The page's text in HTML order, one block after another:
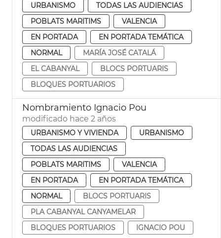
URBANISMO
TODAS LAS AUDIENCIAS
POBLATS MARITIMS
VALENCIA
EN PORTADA
EN PORTADA TEMÁTICA
NORMAL
MARÍA JOSÉ CATALÁ
EL CABANYAL
BLOCS PORTUARIS
BLOQUES PORTUARIOS
Nombramiento Ignacio Pou
modificado hace 2 años
URBANISMO Y VIVIENDA
URBANISMO
TODAS LAS AUDIENCIAS
POBLATS MARITIMS
VALENCIA
EN PORTADA
EN PORTADA TEMÁTICA
NORMAL
BLOCS PORTUARIS
PLA CABANYAL CANYAMELAR
BLOQUES PORTUARIOS
IGNACIO POU